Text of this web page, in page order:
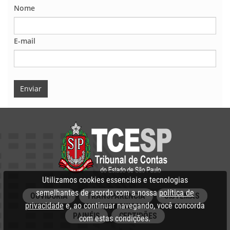
Nome
E-mail
Enviar
OUVIDORIA TRANSPARÊNCIA SISTEMAS
PAINÉIS CERTIDÕES
Utilizamos cookies essenciais e tecnologias
semelhantes de acordo com a nossapolítica de
privacidadee, ao continuar navegando, você concorda
com estas condições.